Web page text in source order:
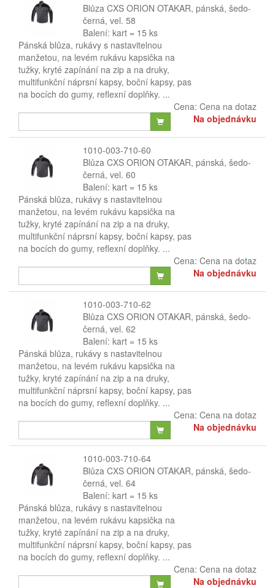
Blůza CXS ORION OTAKAR, pánská, šedo-
černá, vel. 58
Balení: kart = 15 ks
Pánská blůza, rukávy s nastavitelnou
manžetou, na levém rukávu kapsička na
tužky, kryté zapínání na zip a na druky,
multifunkční náprsní kapsy, boční kapsy, pas
na bocích do gumy, reflexní doplňky. ...
Cena: Cena na dotaz
Na objednávku
1010-003-710-60
Blůza CXS ORION OTAKAR, pánská, šedo-
černá, vel. 60
Balení: kart = 15 ks
Pánská blůza, rukávy s nastavitelnou
manžetou, na levém rukávu kapsička na
tužky, kryté zapínání na zip a na druky,
multifunkční náprsní kapsy, boční kapsy, pas
na bocích do gumy, reflexní doplňky. ...
Cena: Cena na dotaz
Na objednávku
1010-003-710-62
Blůza CXS ORION OTAKAR, pánská, šedo-
černá, vel. 62
Balení: kart = 15 ks
Pánská blůza, rukávy s nastavitelnou
manžetou, na levém rukávu kapsička na
tužky, kryté zapínání na zip a na druky,
multifunkční náprsní kapsy, boční kapsy, pas
na bocích do gumy, reflexní doplňky. ...
Cena: Cena na dotaz
Na objednávku
1010-003-710-64
Blůza CXS ORION OTAKAR, pánská, šedo-
černá, vel. 64
Balení: kart = 15 ks
Pánská blůza, rukávy s nastavitelnou
manžetou, na levém rukávu kapsička na
tužky, kryté zapínání na zip a na druky,
multifunkční náprsní kapsy, boční kapsy, pas
na bocích do gumy, reflexní doplňky. ...
Cena: Cena na dotaz
Na objednávku